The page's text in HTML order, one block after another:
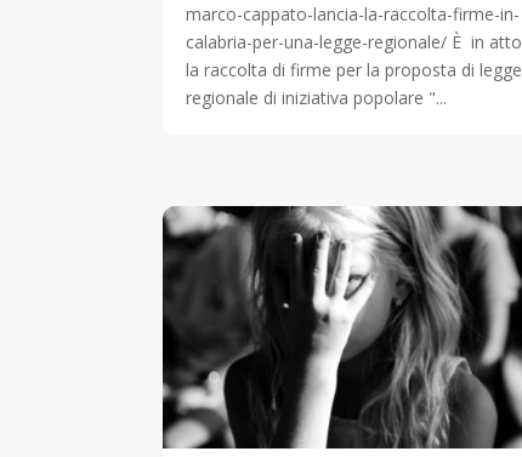
marco-cappato-lancia-la-raccolta-firme-in-
calabria-per-una-legge-regionale/ È in atto
la raccolta di firme per la proposta di legge
regionale di iniziativa popolare "...